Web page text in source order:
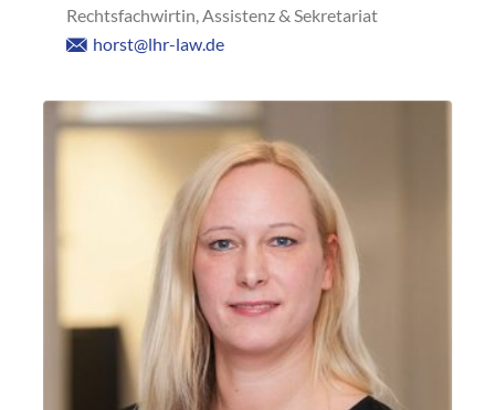
Rechtsfachwirtin, Assistenz & Sekretariat
horst@lhr-law.de